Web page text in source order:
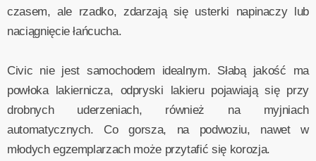
czasem, ale rzadko, zdarzają się usterki napinaczy lub
naciągnięcie łańcucha.
Civic nie jest samochodem idealnym. Słabą jakość ma
powłoka lakiernicza, odpryski lakieru pojawiają się przy
drobnych uderzeniach, również na myjniach
automatycznych. Co gorsza, na podwoziu, nawet w
młodych egzemplarzach może przytafić się korozja.